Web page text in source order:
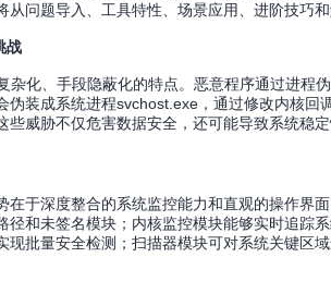
问题导入、工具特性、场景应用、进阶技巧
战
杂化、手段隐蔽化的特点。恶意程序通过进程
装成系统进程svchost.exe，通过修改内核
威胁不仅危害数据安全，还可能导致系统稳定
于深度整合的系统监控能力和直观的操作界
和未签名模块；内核监控模块能够实时追踪
批量安全检测；扫描器模块可对系统关键区